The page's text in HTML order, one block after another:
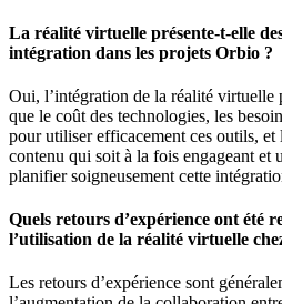
La réalité virtuelle présente-t-elle
intégration dans les projets Orbio ?
Oui, l’intégration de la réalité virtuelle
que le coût des technologies, les
pour utiliser efficacement ces outils, et
contenu qui soit à la fois engageant et
planifier soigneusement cette
Quels retours d’expérience ont été
l’utilisation de la réalité virtuelle
Les retours d’expérience sont